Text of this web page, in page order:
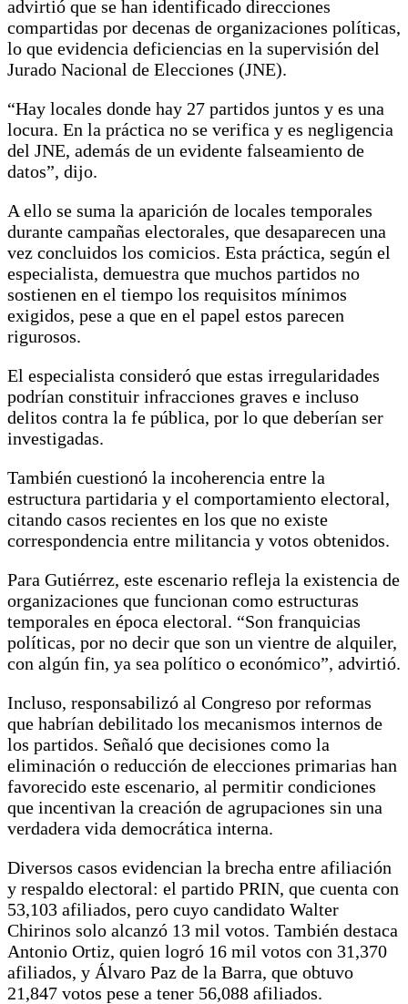
advirtió que se han identificado direcciones
compartidas por decenas de organizaciones políticas,
lo que evidencia deficiencias en la supervisión del
Jurado Nacional de Elecciones (JNE).
“Hay locales donde hay 27 partidos juntos y es una
locura. En la práctica no se verifica y es negligencia
del JNE, además de un evidente falseamiento de
datos”, dijo.
A ello se suma la aparición de locales temporales
durante campañas electorales, que desaparecen una
vez concluidos los comicios. Esta práctica, según el
especialista, demuestra que muchos partidos no
sostienen en el tiempo los requisitos mínimos
exigidos, pese a que en el papel estos parecen
rigurosos.
El especialista consideró que estas irregularidades
podrían constituir infracciones graves e incluso
delitos contra la fe pública, por lo que deberían ser
investigadas.
También cuestionó la incoherencia entre la
estructura partidaria y el comportamiento electoral,
citando casos recientes en los que no existe
correspondencia entre militancia y votos obtenidos.
Para Gutiérrez, este escenario refleja la existencia de
organizaciones que funcionan como estructuras
temporales en época electoral. “Son franquicias
políticas, por no decir que son un vientre de alquiler,
con algún fin, ya sea político o económico”, advirtió.
Incluso, responsabilizó al Congreso por reformas
que habrían debilitado los mecanismos internos de
los partidos. Señaló que decisiones como la
eliminación o reducción de elecciones primarias han
favorecido este escenario, al permitir condiciones
que incentivan la creación de agrupaciones sin una
verdadera vida democrática interna.
Diversos casos evidencian la brecha entre afiliación
y respaldo electoral: el partido PRIN, que cuenta con
53,103 afiliados, pero cuyo candidato Walter
Chirinos solo alcanzó 13 mil votos. También destaca
Antonio Ortiz, quien logró 16 mil votos con 31,370
afiliados, y Álvaro Paz de la Barra, que obtuvo
21,847 votos pese a tener 56,088 afiliados.